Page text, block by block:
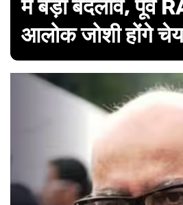
में बड़ा बदलाव, पूर्व
आलोक जोशी होंगे